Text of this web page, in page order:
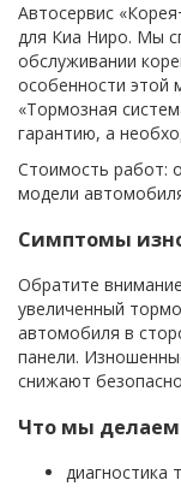
Автосервис
для Киа Ниро. Мы
обслуживании
особенности этой
«Тормозная
гарантию, а
Стоимость работ:
модели
Симптомы
Обратите
увеличенный
автомобиля в
панели.
снижают
Что мы делаем
диагностика